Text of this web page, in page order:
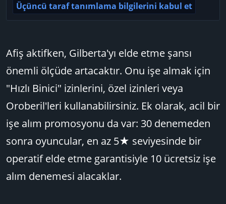
Üçüncü taraf tanımlama bilgilerini kabul et
Afiş aktifken, Gilberta'yı elde etme şansı
önemli ölçüde artacaktır. Onu işe almak için
"Hızlı Binici" izinlerini, özel izinleri veya
Oroberil'leri kullanabilirsiniz. Ek olarak, acil bir
işe alım promosyonu da var: 30 denemeden
sonra oyuncular, en az 5★ seviyesinde bir
operatif elde etme garantisiyle 10 ücretsiz işe
alım denemesi alacaklar.